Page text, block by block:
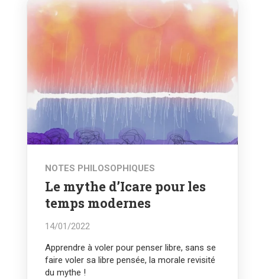
NOTES PHILOSOPHIQUES
Le mythe d’Icare pour les
temps modernes
14/01/2022
Apprendre à voler pour penser libre, sans se
faire voler sa libre pensée, la morale revisité
du mythe !